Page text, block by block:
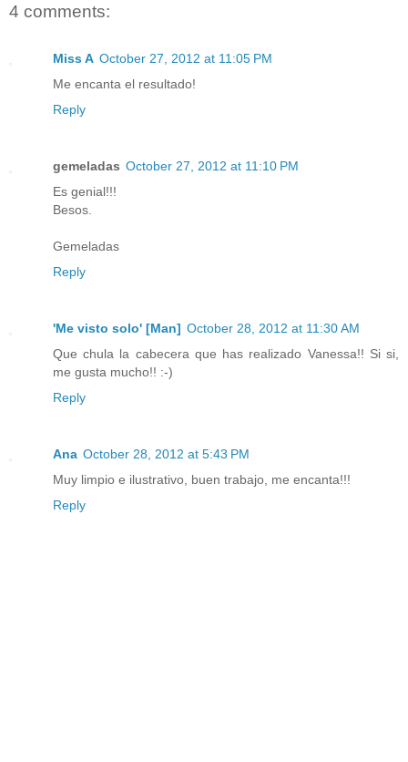
4 comments:
Miss A October 27, 2012 at 11:05 PM
Me encanta el resultado!
Reply
gemeladas October 27, 2012 at 11:10 PM
Es genial!!!
Besos.
Gemeladas
Reply
'Me visto solo' [Man] October 28, 2012 at 11:30 AM
Que chula la cabecera que has realizado Vanessa!! Si si,
me gusta mucho!! :-)
Reply
Ana October 28, 2012 at 5:43 PM
Muy limpio e ilustrativo, buen trabajo, me encanta!!!
Reply